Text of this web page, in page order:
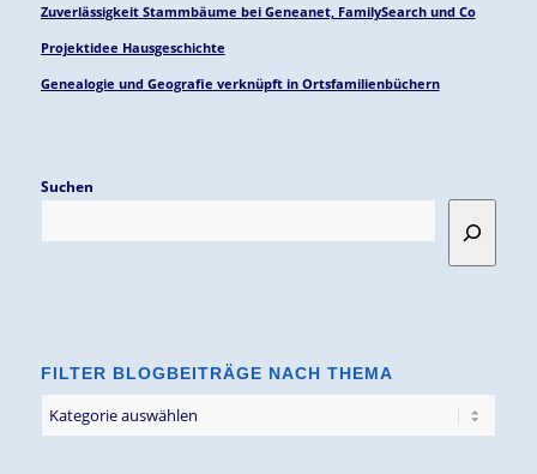
Zuverlässigkeit Stammbäume bei Geneanet, FamilySearch und Co
Projektidee Hausgeschichte
Genealogie und Geografie verknüpft in Ortsfamilienbüchern
Suchen
FILTER BLOGBEITRÄGE NACH THEMA
Filter
Blogbeiträge